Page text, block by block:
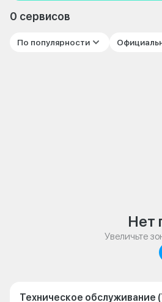
0 сервисов
По популярности
Нет
Увеличьте
Техническое обслуживание